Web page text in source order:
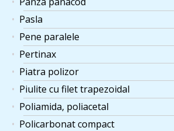
Pasla
Pene paralele
Pertinax
Piatra polizor
Piulite cu filet trapezoidal
Poliamida, poliacetal
Policarbonat compact